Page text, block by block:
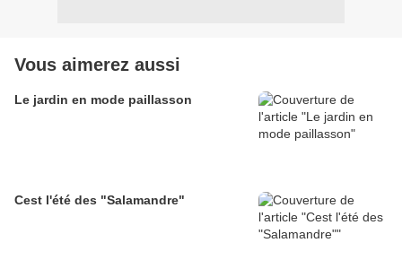
Vous aimerez aussi
Le jardin en mode paillasson
Cest l'été des "Salamandre"